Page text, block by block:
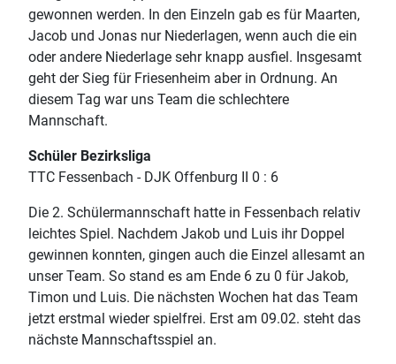
gewonnen werden. In den Einzeln gab es für Maarten,
Jacob und Jonas nur Niederlagen, wenn auch die ein
oder andere Niederlage sehr knapp ausfiel. Insgesamt
geht der Sieg für Friesenheim aber in Ordnung. An
diesem Tag war uns Team die schlechtere
Mannschaft.
Schüler Bezirksliga
TTC Fessenbach - DJK Offenburg II 0 : 6
Die 2. Schülermannschaft hatte in Fessenbach relativ
leichtes Spiel. Nachdem Jakob und Luis ihr Doppel
gewinnen konnten, gingen auch die Einzel allesamt an
unser Team. So stand es am Ende 6 zu 0 für Jakob,
Timon und Luis. Die nächsten Wochen hat das Team
jetzt erstmal wieder spielfrei. Erst am 09.02. steht das
nächste Mannschaftsspiel an.